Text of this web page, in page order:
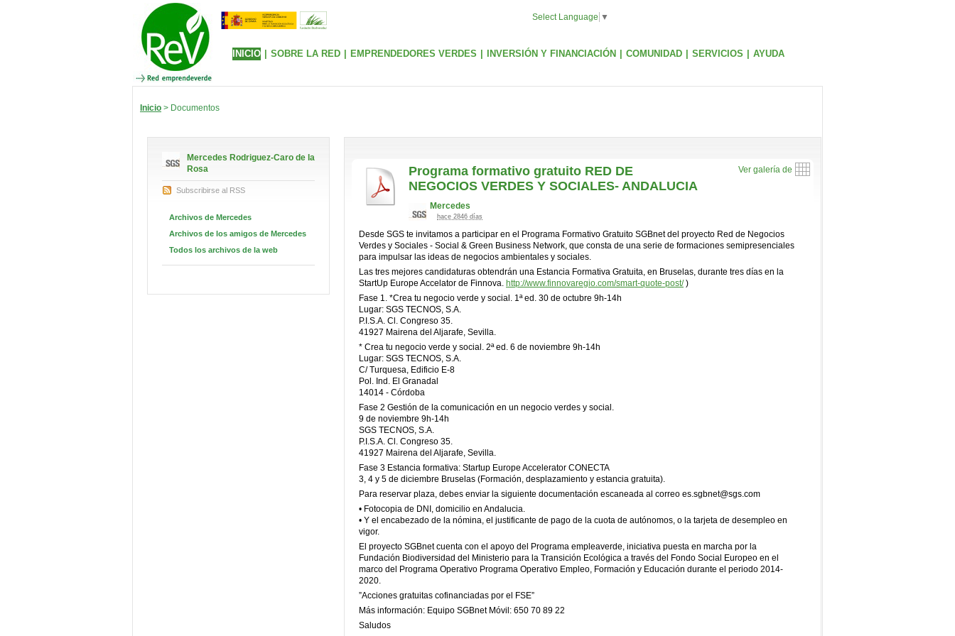
Select Language ▼
INICIO SOBRE LA RED EMPRENDEDORES VERDES INVERSIÓN Y FINANCIACIÓN COMUNIDAD SERVICIOS AYUDA
Inicio > Documentos
Mercedes Rodriguez-Caro de la
Rosa
Subscribirse al RSS
Archivos de Mercedes
Archivos de los amigos de Mercedes
Todos los archivos de la web
Ver galería de
Programa formativo gratuito RED DE
NEGOCIOS VERDES Y SOCIALES- ANDALUCIA
Mercedes
hace 2846 días
Desde SGS te invitamos a participar en el Programa Formativo Gratuito SGBnet del proyecto Red de Negocios
Verdes y Sociales - Social & Green Business Network, que consta de una serie de formaciones semipresenciales
para impulsar las ideas de negocios ambientales y sociales.
Las tres mejores candidaturas obtendrán una Estancia Formativa Gratuita, en Bruselas, durante tres días en la
StartUp Europe Accelator de Finnova. http://www.finnovaregio.com/smart-quote-post/)
Fase 1. *Crea tu negocio verde y social. 1ª ed. 30 de octubre 9h-14h
Lugar: SGS TECNOS, S.A.
P.I.S.A. Cl. Congreso 35.
41927 Mairena del Aljarafe, Sevilla.
* Crea tu negocio verde y social. 2ª ed. 6 de noviembre 9h-14h
Lugar: SGS TECNOS, S.A.
C/ Turquesa, Edificio E-8
Pol. Ind. El Granadal
14014 - Córdoba
Fase 2 Gestión de la comunicación en un negocio verdes y social.
9 de noviembre 9h-14h
SGS TECNOS, S.A.
P.I.S.A. Cl. Congreso 35.
41927 Mairena del Aljarafe, Sevilla.
Fase 3 Estancia formativa: Startup Europe Accelerator CONECTA
3, 4 y 5 de diciembre Bruselas (Formación, desplazamiento y estancia gratuita).
Para reservar plaza, debes enviar la siguiente documentación escaneada al correo es.sgbnet@sgs.com
• Fotocopia de DNI, domicilio en Andalucia.
• Y el encabezado de la nómina, el justificante de pago de la cuota de autónomos, o la tarjeta de desempleo en
vigor.
El proyecto SGBnet cuenta con el apoyo del Programa empleaverde, iniciativa puesta en marcha por la
Fundación Biodiversidad del Ministerio para la Transición Ecológica a través del Fondo Social Europeo en el
marco del Programa Operativo Programa Operativo Empleo, Formación y Educación durante el periodo 2014-
2020.
”Acciones gratuitas cofinanciadas por el FSE”
Más información: Equipo SGBnet Móvil: 650 70 89 22
Saludos